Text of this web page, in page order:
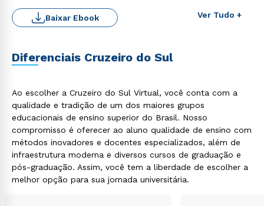
Ver Tudo +
Baixar Ebook
Diferenciais Cruzeiro do Sul
Ao escolher a Cruzeiro do Sul Virtual, você conta com a
qualidade e tradição de um dos maiores grupos
educacionais de ensino superior do Brasil. Nosso
compromisso é oferecer ao aluno qualidade de ensino com
métodos inovadores e docentes especializados, além de
infraestrutura moderna e diversos cursos de graduação e
pós-graduação. Assim, você tem a liberdade de escolher a
melhor opção para sua jornada universitária.
WhatsApp
ou